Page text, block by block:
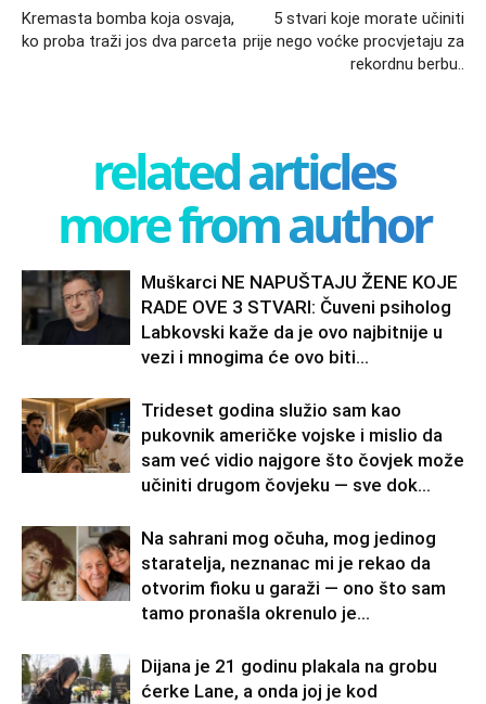
Kremasta bomba koja osvaja,
ko proba traži jos dva parceta
5 stvari koje morate učiniti
prije nego voćke procvjetaju za
rekordnu berbu..
related articles
more from author
Muškarci NE NAPUŠTAJU ŽENE KOJE
RADE OVE 3 STVARI: Čuveni psiholog
Labkovski kaže da je ovo najbitnije u
vezi i mnogima će ovo biti...
Trideset godina služio sam kao
pukovnik američke vojske i mislio da
sam već vidio najgore što čovjek može
učiniti drugom čovjeku — sve dok...
Na sahrani mog očuha, mog jedinog
staratelja, neznanac mi je rekao da
otvorim fioku u garaži — ono što sam
tamo pronašla okrenulo je...
Dijana je 21 godinu plakala na grobu
ćerke Lane, a onda joj je kod